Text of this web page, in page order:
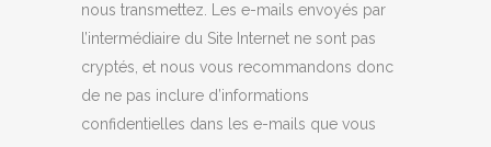
nous transmettez. Les e-mails envoyés par
l’intermédiaire du Site Internet ne sont pas
cryptés, et nous vous recommandons donc
de ne pas inclure d’informations
confidentielles dans les e-mails que vous